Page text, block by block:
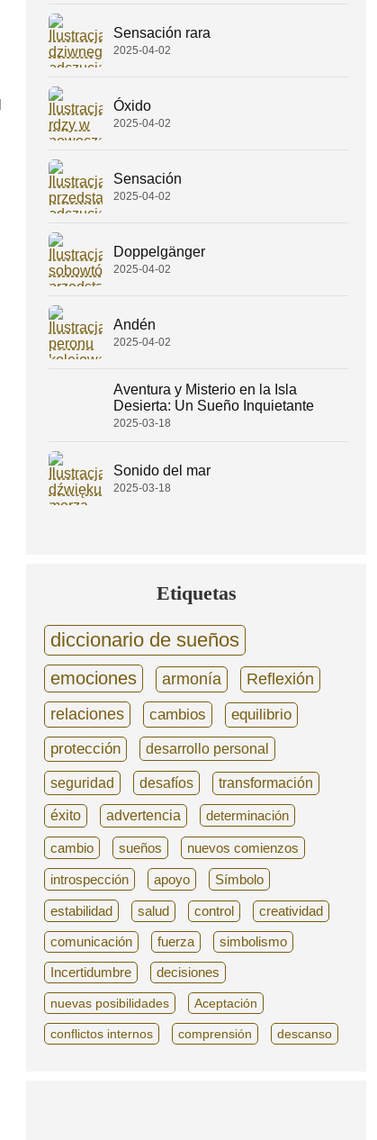
Sensación rara
2025-04-02
Óxido
2025-04-02
Sensación
2025-04-02
Doppelgänger
2025-04-02
Andén
2025-04-02
Aventura y Misterio en la Isla
Desierta: Un Sueño Inquietante
2025-03-18
Sonido del mar
2025-03-18
Etiquetas
diccionario de sueños
emociones armonía
Reflexión
relaciones
cambios
equilibrio
protección
desarrollo personal
seguridad desafíos transformación
éxito advertencia determinación
cambio sueños nuevos comienzos
introspección apoyo Símbolo
estabilidad salud control creatividad
comunicación fuerza simbolismo
Incertidumbre decisiones
nuevas posibilidades Aceptación
conflictos internos comprensión descanso